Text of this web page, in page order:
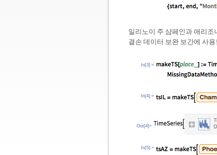
일리노이 주 샴페인과 애리
결손 데이터 보완 보간에 사
In[3]:=
In[4]:=
Out[4]=
In[5]:=